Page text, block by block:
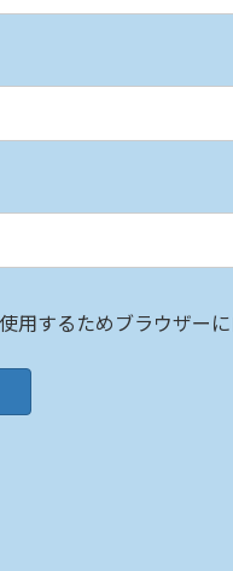
用するためブラウザー